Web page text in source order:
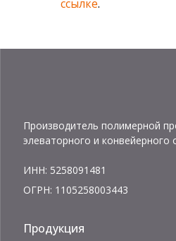
ссылке.
Производитель полимерной
элеваторного и конвейерного
ИНН: 5258091481
ОГРН: 1105258003443
Продукция